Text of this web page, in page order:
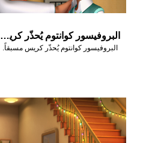
البروفيسور كوانتوم يُحذّر كريس مسبقاً.
البروفيسور كوانتوم يُحذّر كريس مسبقاً.